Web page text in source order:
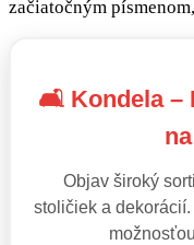
začiatočným
🛋️ Kondela –
Objav široký
stoličiek a